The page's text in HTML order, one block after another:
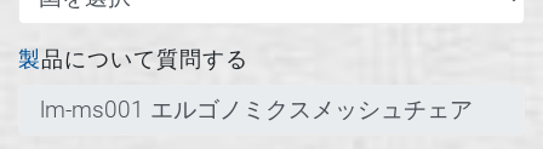
製品について質問する